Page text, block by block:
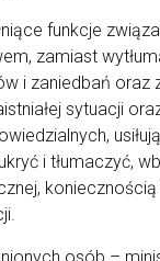
funkcje
zamiast
i zaniedbań oraz
sytuacji
i tłumaczyć,